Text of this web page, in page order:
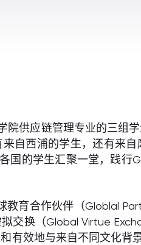
院供应链管理专业的三组
自西浦的学生，还有来
国的学生汇聚一堂，践
教育合作伙伴（Globlal
交换（Global Virtue
有效地与来自不同文化背